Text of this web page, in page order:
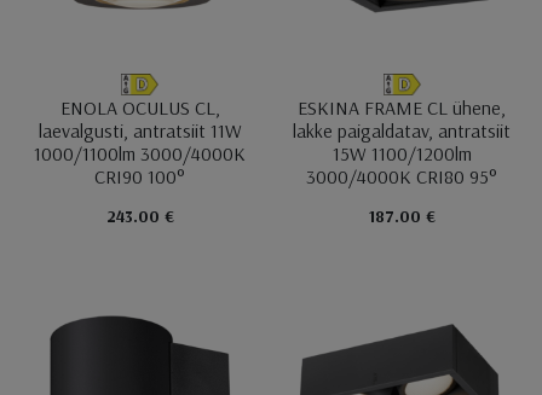
ENOLA OCULUS CL,
laevalgusti, antratsiit 11W
1000/1100lm 3000/4000K
CRI90 100°
243.00 €
ESKINA FRAME CL ühene,
lakke paigaldatav, antratsiit
15W 1100/1200lm
3000/4000K CRI80 95°
187.00 €